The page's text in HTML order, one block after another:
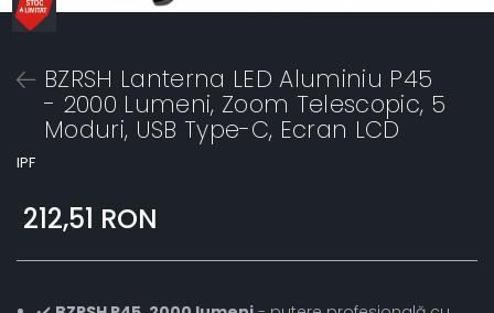
BZRSH Lanterna LED Aluminiu P45
- 2000 Lumeni, Zoom Telescopic, 5
Moduri, USB Type-C, Ecran LCD
IPF
212,51 RON